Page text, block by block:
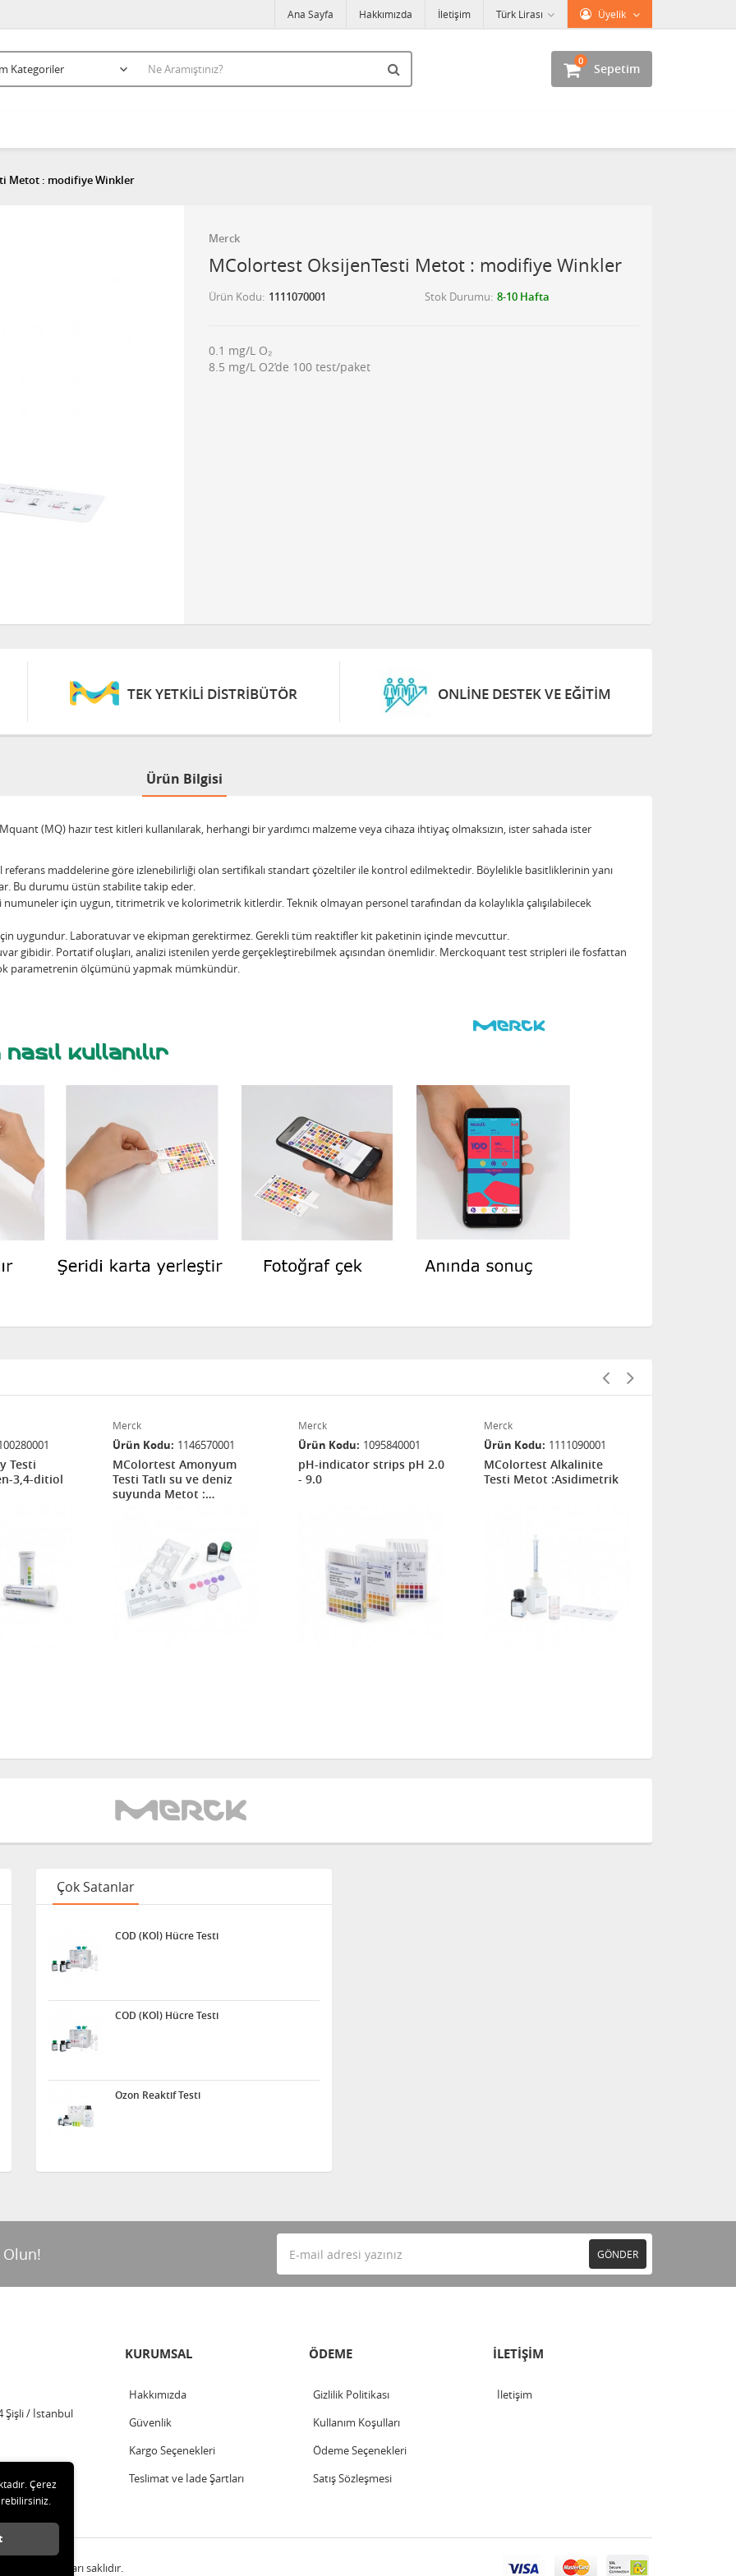
Üyelik
Türk Lirası
Ana Sayfa Hakkımızda İletişim
Sepetim
0
Metot : modifiye Winkler
Merck
MColortest OksijenTesti Metot : modifiye Winkler
Ürün Kodu 1111070001 Stok Durumu 8-10 Hafta
0.1 mg/L O₂
8.5 mg/L O2’de 100 test/paket
TEK YETKİLİ DİSTRİBÜTÖR ONLINE DESTEK VE EĞITIM
Ürün Bilgisi
(MQ) hazır test kitleri kullanılarak, herhangi bir yardımcı malzeme veya cihaza ihtiyaç olmaksızın, ister sahada ister
referans maddelerine göre izlenebilirliği olan sertifikalı standart çözeltiler ile kontrol edilmektedir. Böylelikle basitliklerinin yanı
Bu durumu üstün stabilite takip eder.
için uygun, titrimetrik ve kolorimetrik kitlerdir. Teknik olmayan personel tarafından da kolaylıkla çalışılabilecek
uygundur. Laboratuvar ve ekipman gerektirmez. Gerekli tüm reaktifler kit paketinin içinde mevcuttur.
gibidir. Portatif oluşları, analizi istenilen yerde gerçekleştirebilmek açısından önemlidir. Merckoquant test stripleri ile fosfattan
parametrenin ölçümünü yapmak mümkündür.
Testi
3,4-ditiol
Merck
Ürün Kodu 1146570001
MColortest Amonyum
Testi Tatlı su ve deniz
suyunda Metot :
Merck
Ürün Kodu 1095840001
pH-indicator strips pH 2.0
- 9.0
Merck
Ürün Kodu 1111090001
MColortest Alkalinite
Testi Metot :Asidimetrik
Çok Satanlar
COD (KOİ) Hücre Testi
COD (KOİ) Hücre Testi
Ozon Reaktif Testi
GÖNDER
Şişli / İstanbul
KURUMSAL
Hakkımızda
Güvenlik
Kargo Seçenekleri
Teslimat ve İade Şartları
ÖDEME
Gizlilik Politikası
Kullanım Koşulları
Ödeme Seçenekleri
Satış Sözleşmesi
İLETİŞİM
İletişim
Tüm hakları saklıdır.
Çerez